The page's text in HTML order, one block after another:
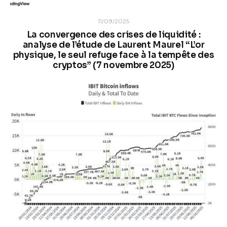
11/09/2025
La convergence des crises de liquidité :
analyse de l’étude de Laurent Maurel “L’or
physique, le seul refuge face à la tempête des
cryptos” (7 novembre 2025)